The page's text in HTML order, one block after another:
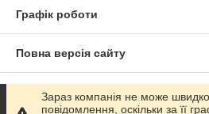
Графік роботи
Повна версія сайту
Сайт створено на маркетплейсі
Зараз компанія не може
повідомлення, оскільки за її